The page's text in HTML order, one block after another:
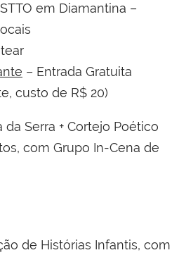
em Diamantina –
– Entrada Gratuita
custo de R$ 20)
Serra + Cortejo Poético
com Grupo In-Cena de
de Histórias Infantis, com